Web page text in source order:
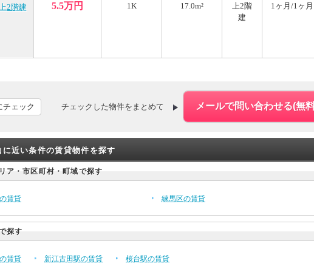
2階建 5.5万円 1K 17.0m²
上2階
建
1ヶ月/1ヶ月
チェック チェックした物件をまとめて
に近い条件の賃貸物件を探す
ア・市区町村・町域で探す
賃貸 練馬区の賃貸
探す
賃貸 新江古田駅の賃貸 桜台駅の賃貸